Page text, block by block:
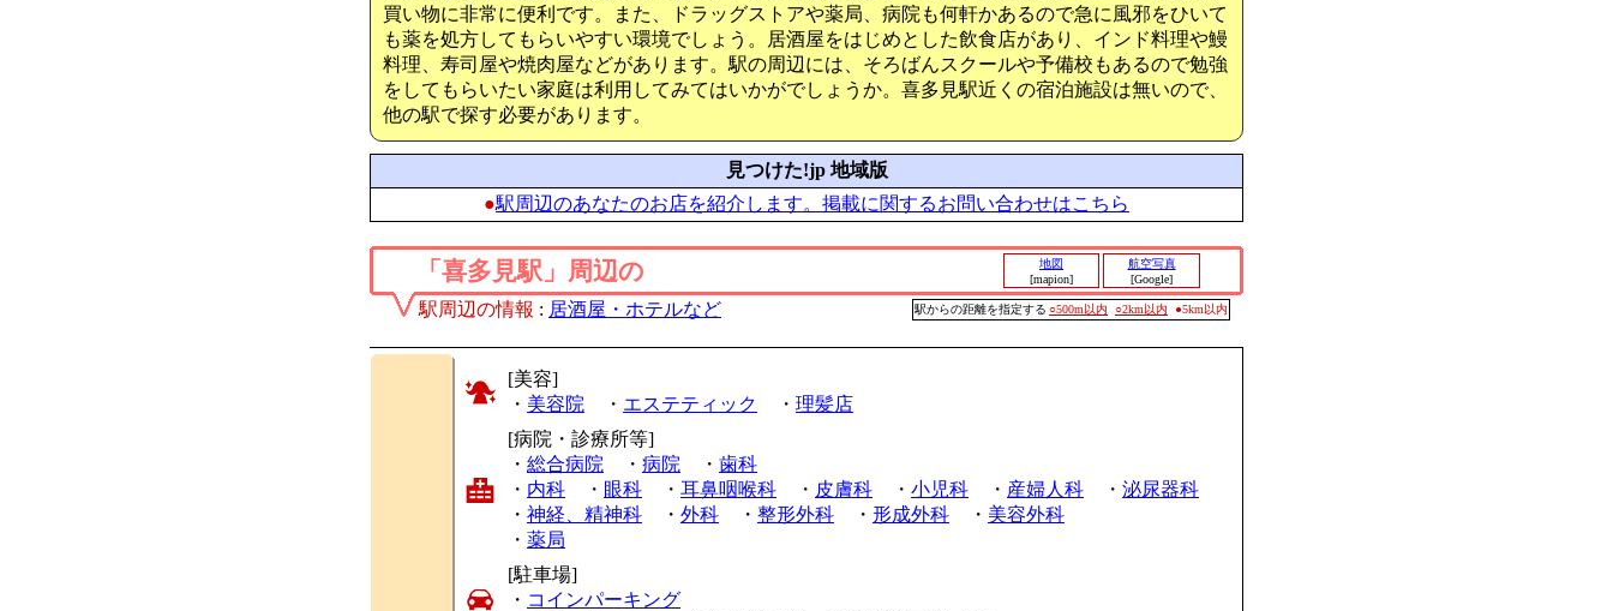
買い物に非常に便利です。また、ドラッグストアや薬局、病院も何軒かあるので急に風邪をひいて
も薬を処方してもらいやすい環境でしょう。居酒屋をはじめとした飲食店があり、インド料理や鰻
料理、寿司屋や焼肉屋などがあります。駅の周辺には、そろばんスクールや予備校もあるので勉強
をしてもらいたい家庭は利用してみてはいかがでしょうか。喜多見駅近くの宿泊施設は無いので、
他の駅で探す必要があります。
見つけた!jp 地域版
●駅周辺のあなたのお店を紹介します。掲載に関するお問い合わせはこちら
「喜多見駅」周辺の
地図
[mapion]
航空写真
[Google]
駅周辺の情報 : 居酒屋・ホテルなど 駅からの距離を指定する ○500m以内 ○2km以内 ●5km以内
[美容]
・ 美容院 ・ エステティック ・ 理髪店
[病院・診療所等]
・ 総合病院 ・ 病院 ・ 歯科
・ 内科 ・ 眼科 ・ 耳鼻咽喉科 ・ 皮膚科 ・ 小児科 ・ 産婦人科 ・ 泌尿器科
・ 神経、精神科 ・ 外科 ・ 整形外科 ・ 形成外科 ・ 美容外科
・ 薬局
[駐車場]
・ コインパーキング